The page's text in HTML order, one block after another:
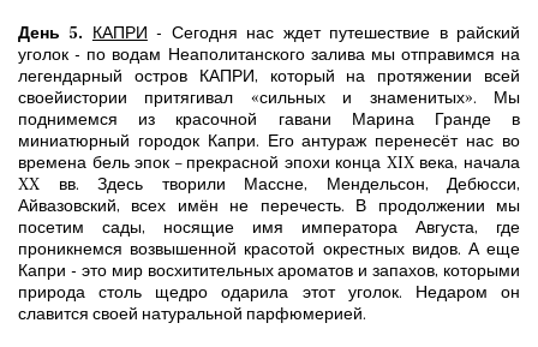
День 5. КАПРИ - Сегодня нас ждет путешествие в райский
уголок - по водам Неаполитанского залива мы отправимся на
легендарный остров КАПРИ, который на протяжении всей
своейистории притягивал «сильных и знаменитых». Мы
поднимемся из красочной гавани Марина Гранде в
миниатюрный городок Капри. Его антураж перенесёт нас во
времена бель эпок – прекрасной эпохи конца XIX века, начала
XX вв. Здесь творили Массне, Мендельсон, Дебюсси,
Айвазовский, всех имён не перечесть. В продолжении мы
посетим сады, носящие имя императора Августа, где
проникнемся возвышенной красотой окрестных видов. А еще
Капри - это мир восхитительных ароматов и запахов, которыми
природа столь щедро одарила этот уголок. Недаром он
славится своей натуральной парфюмерией.